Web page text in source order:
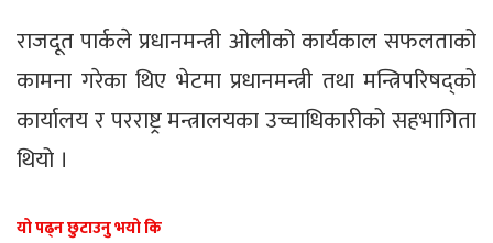
राजदूत पार्कले प्रधानमन्त्री ओलीको कार्यकाल सफलताको
कामना गरेका थिए भेटमा प्रधानमन्त्री तथा मन्त्रिपरिषद्को
कार्यालय र परराष्ट्र मन्त्रालयका उच्चाधिकारीको सहभागिता
थियो ।
यो पढ्न छुटाउनु भयो कि